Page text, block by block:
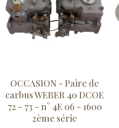
OCCASION - Paire de
carbus WEBER 40 DCOE
72 - 73 - n° 4E 06 - 1600
2ème série